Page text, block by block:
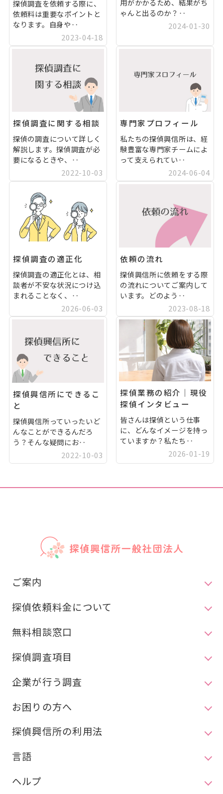
探偵調査を依頼する際に、
依頼料は重要なポイントと
なります。自身や‥
2023-04-18
用がかかるため、結果がち
ゃんと出るのか？‥
2024-01-30
探偵調査に関する相談
探偵の調査について詳しく
解説します。探偵調査が必
要になるときや、‥
2022-10-03
専門家プロフィール
私たちの探偵興信所は、経
験豊富な専門家チームによ
って支えられてい‥
2024-06-04
探偵調査の適正化
探偵調査の適正化とは、相
談者が不安な状況につけ込
まれることなく、‥
2026-06-03
依頼の流れ
探偵興信所に依頼をする際
の流れについてご案内して
います。どのよう‥
2023-08-18
探偵興信所にできるこ
と
探偵興信所っていったいど
んなことができるんだろ
う？そんな疑問にお‥
2022-10-03
探偵業務の紹介｜現役
探偵インタビュー
皆さんは探偵という仕事
に、どんなイメージを持っ
ていますか？私たち‥
2026-01-19
ご案内
探偵依頼料金について
無料相談窓口
探偵調査項目
企業が行う調査
お困りの方へ
探偵興信所の利用法
言語
ヘルプ